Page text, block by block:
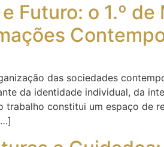
Futuro: o 1.º
das sociedades
da identidade individual, da
trabalho constitui um espaço de